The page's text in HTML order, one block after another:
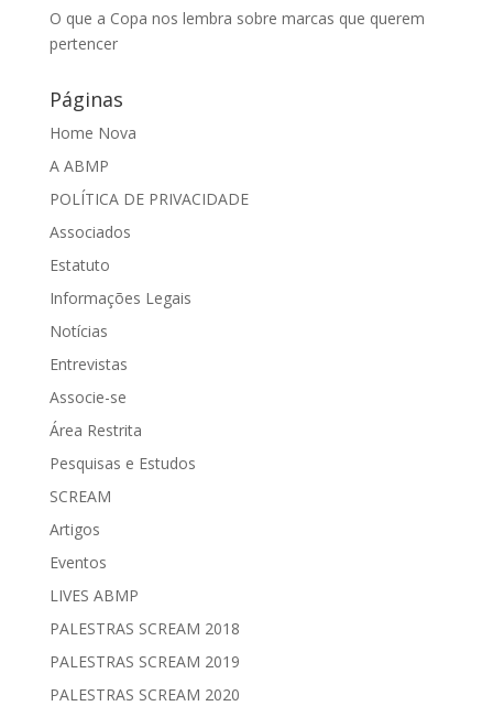
O que a Copa nos lembra sobre marcas que querem
pertencer
Páginas
Home Nova
A ABMP
POLÍTICA DE PRIVACIDADE
Associados
Estatuto
Informações Legais
Notícias
Entrevistas
Associe-se
Área Restrita
Pesquisas e Estudos
SCREAM
Artigos
Eventos
LIVES ABMP
PALESTRAS SCREAM 2018
PALESTRAS SCREAM 2019
PALESTRAS SCREAM 2020